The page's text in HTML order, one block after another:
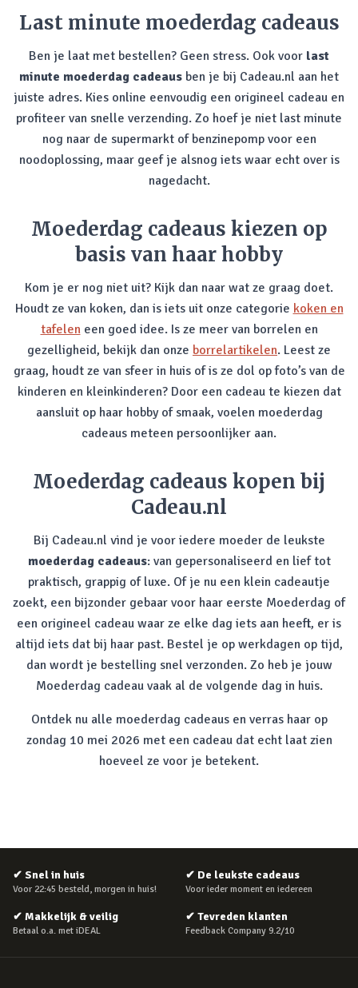
Last minute moederdag cadeaus
Ben je laat met bestellen? Geen stress. Ook voor last
minute moederdag cadeaus ben je bij Cadeau.nl aan het
juiste adres. Kies online eenvoudig een origineel cadeau en
profiteer van snelle verzending. Zo hoef je niet last minute
nog naar de supermarkt of benzinepomp voor een
noodoplossing, maar geef je alsnog iets waar echt over is
nagedacht.
Moederdag cadeaus kiezen op
basis van haar hobby
Kom je er nog niet uit? Kijk dan naar wat ze graag doet.
Houdt ze van koken, dan is iets uit onze categorie koken en
tafelen een goed idee. Is ze meer van borrelen en
gezelligheid, bekijk dan onze borrelartikelen. Leest ze
graag, houdt ze van sfeer in huis of is ze dol op foto’s van de
kinderen en kleinkinderen? Door een cadeau te kiezen dat
aansluit op haar hobby of smaak, voelen moederdag
cadeaus meteen persoonlijker aan.
Moederdag cadeaus kopen bij
Cadeau.nl
Bij Cadeau.nl vind je voor iedere moeder de leukste
moederdag cadeaus: van gepersonaliseerd en lief tot
praktisch, grappig of luxe. Of je nu een klein cadeautje
zoekt, een bijzonder gebaar voor haar eerste Moederdag of
een origineel cadeau waar ze elke dag iets aan heeft, er is
altijd iets dat bij haar past. Bestel je op werkdagen op tijd,
dan wordt je bestelling snel verzonden. Zo heb je jouw
Moederdag cadeau vaak al de volgende dag in huis.
Ontdek nu alle moederdag cadeaus en verras haar op
zondag 10 mei 2026 met een cadeau dat echt laat zien
hoeveel ze voor je betekent.
✔ Snel in huis
Voor 22:45 besteld, morgen in huis!
✔ De leukste cadeaus
Voor ieder moment en iedereen
✔ Makkelijk & veilig
Betaal o.a. met iDEAL
✔ Tevreden klanten
Feedback Company 9.2/10